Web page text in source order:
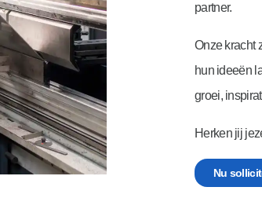
partner.
Onze kracht
hun ideeën
groei,
Herken jij
Nu